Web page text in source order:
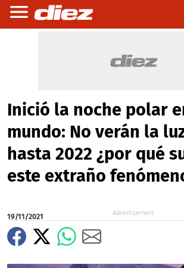
Inició la noche polar
mundo: No verán la
hasta 2022 ¿por qué
este extraño
19/11/2021